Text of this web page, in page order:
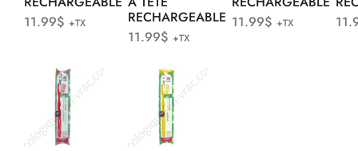
11.99$ +TX
RECHARGEABLE
11.99$ +TX
11.99$ +TX